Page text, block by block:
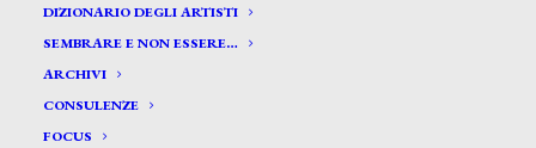
DIZIONARIO DEGLI ARTISTI
SEMBRARE E NON ESSERE…
ARCHIVI
CONSULENZE
FOCUS
Dorè Gustave